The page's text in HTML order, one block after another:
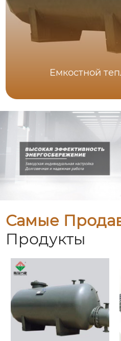
Емкостной
Самые
Продукты